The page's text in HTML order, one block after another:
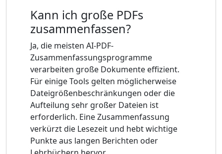
Kann ich große PDFs
zusammenfassen?
Ja, die meisten AI-PDF-
Zusammenfassungsprogramme
verarbeiten große Dokumente effizient.
Für einige Tools gelten möglicherweise
Dateigrößenbeschränkungen oder die
Aufteilung sehr großer Dateien ist
erforderlich. Eine Zusammenfassung
verkürzt die Lesezeit und hebt wichtige
Punkte aus langen Berichten oder